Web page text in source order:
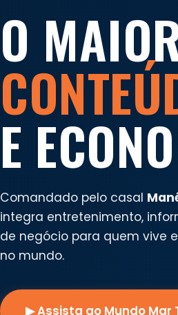
O
E
Comandado pelo casal
integra entretenimento,
de negócio para quem vive
no mundo.
▶ Assista ao Mundo Mar